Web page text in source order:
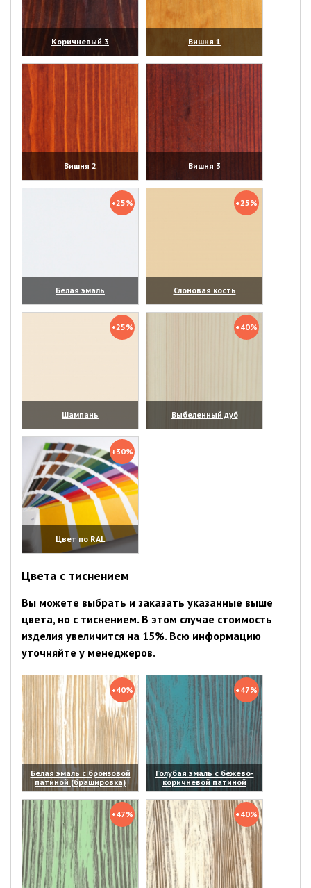
Коричневый 3
(увеличить)
Вишня 1
(увеличить)
Вишня 2
(увеличить)
Вишня 3
(увеличить)
+25%
Белая эмаль
(увеличить)
+25%
Слоновая кость
(увеличить)
+25%
Шампань
(увеличить)
+40%
Выбеленный дуб
(увеличить)
+30%
Цвет по RAL
(увеличить)
Цвета с тиснением
Вы можете выбрать и заказать указанные выше
цвета, но с тиснением. В этом случае стоимость
изделия увеличится на 15%. Всю информацию
уточняйте у менеджеров.
+40%
Белая эмаль с бронзовой
патиной (брашировка)
(увеличить)
+47%
Голубая эмаль с бежево-
коричневой патиной
(увеличить)
+47%
+40%